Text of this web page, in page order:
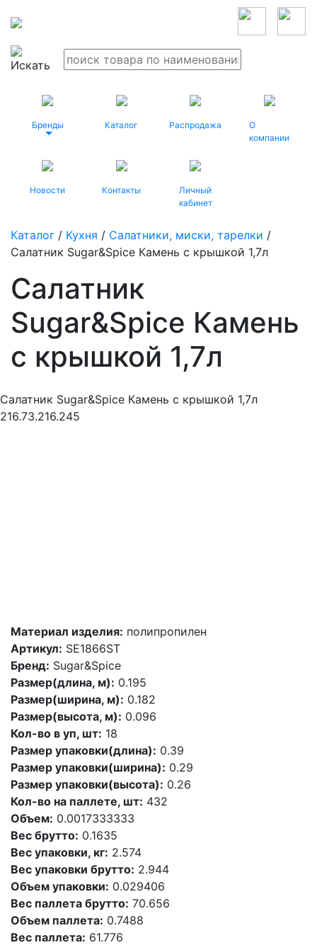
Бренды Каталог Распродажа
О
компании
Новости Контакты
Личный
кабинет
Каталог / Кухня / Салатники, миски, тарелки /
Салатник Sugar&Spice Камень с крышкой 1,7л
Салатник
Sugar&Spice Камень
с крышкой 1,7л
Салатник Sugar&Spice Камень с крышкой 1,7л
216.73.216.245
Материал изделия: полипропилен
Артикул: SE1866ST
Бренд: Sugar&Spice
Размер(длина, м): 0.195
Размер(ширина, м): 0.182
Размер(высота, м): 0.096
Кол-во в уп, шт: 18
Размер упаковки(длина): 0.39
Размер упаковки(ширина): 0.29
Размер упаковки(высота): 0.26
Кол-во на паллете, шт: 432
Объем: 0.0017333333
Вес брутто: 0.1635
Вес упаковки, кг: 2.574
Вес упаковки брутто: 2.944
Объем упаковки: 0.029406
Вес паллета брутто: 70.656
Объем паллета: 0.7488
Вес паллета: 61.776